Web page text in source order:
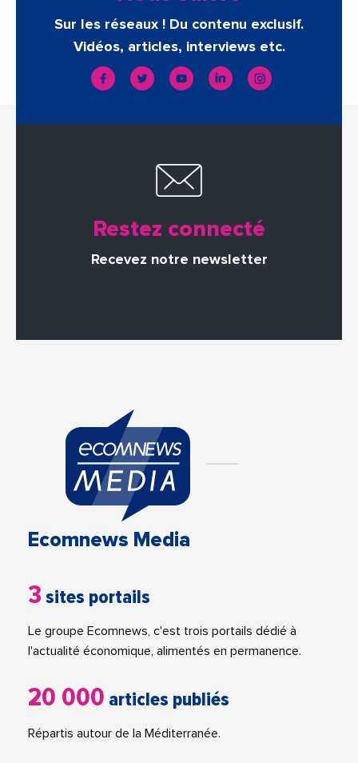
Sur les réseaux ! Du contenu exclusif.
Vidéos, articles, interviews etc.
Restez connecté
Recevez notre newsletter
Ecomnews Media
3 sites portails
Le groupe Ecomnews, c'est trois portails dédié à
l'actualité économique, alimentés en permanence.
20 000 articles publiés
Répartis autour de la Méditerranée.